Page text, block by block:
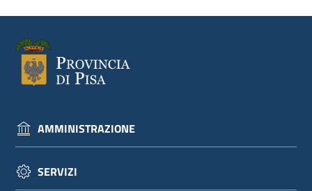
Seguici
su
AMMINISTRAZIONE
SERVIZI